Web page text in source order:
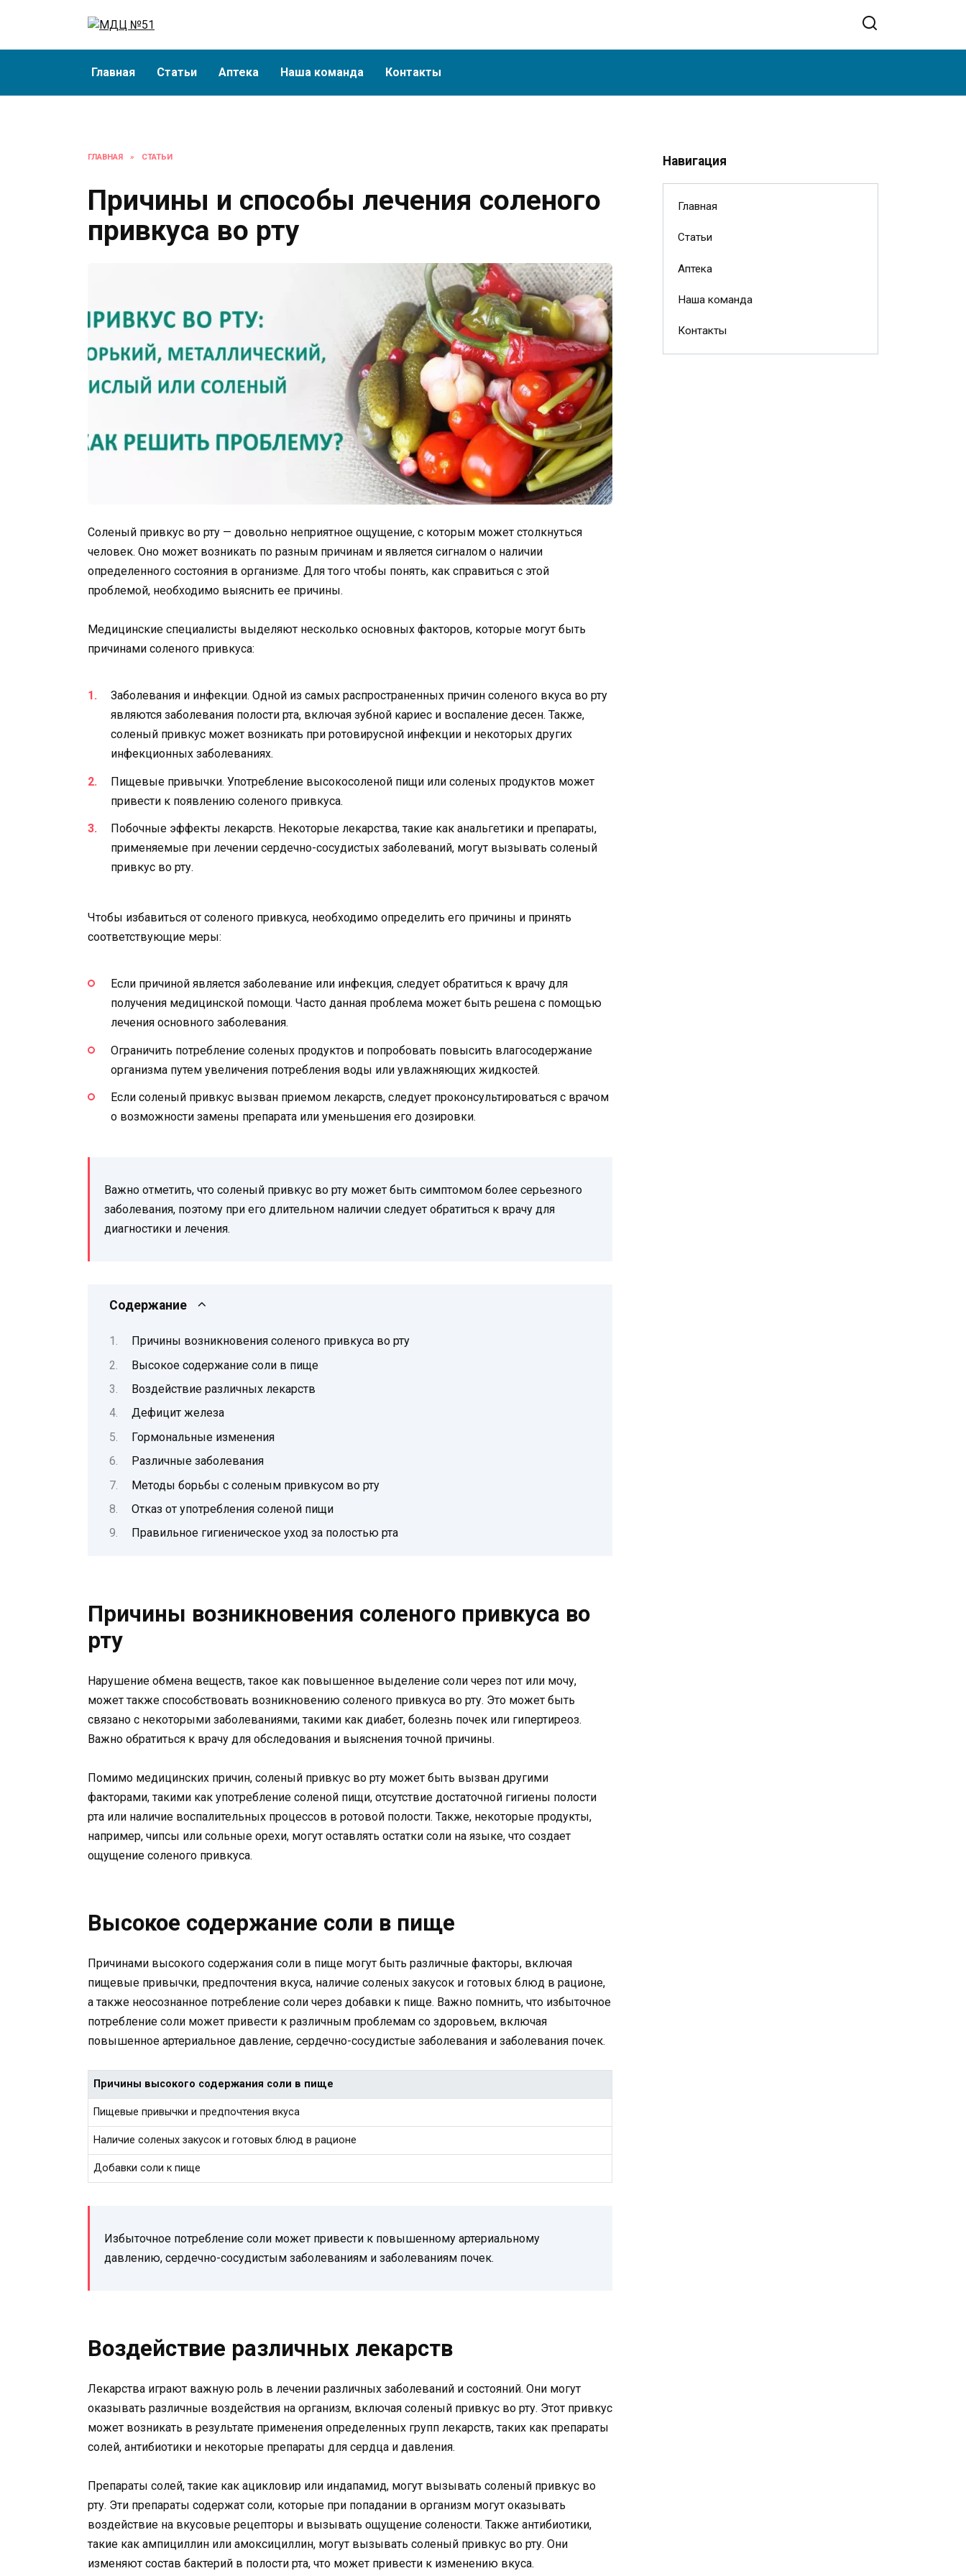
Главная Статьи Аптека Наша команда Контакты
ГЛАВНАЯ » СТАТЬИ
Причины и способы лечения соленого
привкуса во рту
Соленый привкус во рту — довольно неприятное ощущение, с которым может столкнуться
человек. Оно может возникать по разным причинам и является сигналом о наличии
определенного состояния в организме. Для того чтобы понять, как справиться с этой
проблемой, необходимо выяснить ее причины.
Медицинские специалисты выделяют несколько основных факторов, которые могут быть
причинами соленого привкуса:
Заболевания и инфекции. Одной из самых распространенных причин соленого вкуса во рту
являются заболевания полости рта, включая зубной кариес и воспаление десен. Также,
соленый привкус может возникать при ротовирусной инфекции и некоторых других
инфекционных заболеваниях.
Пищевые привычки. Употребление высокосоленой пищи или соленых продуктов может
привести к появлению соленого привкуса.
Побочные эффекты лекарств. Некоторые лекарства, такие как анальгетики и препараты,
применяемые при лечении сердечно-сосудистых заболеваний, могут вызывать соленый
привкус во рту.
Чтобы избавиться от соленого привкуса, необходимо определить его причины и принять
соответствующие меры:
Если причиной является заболевание или инфекция, следует обратиться к врачу для
получения медицинской помощи. Часто данная проблема может быть решена с помощью
лечения основного заболевания.
Ограничить потребление соленых продуктов и попробовать повысить влагосодержание
организма путем увеличения потребления воды или увлажняющих жидкостей.
Если соленый привкус вызван приемом лекарств, следует проконсультироваться с врачом
о возможности замены препарата или уменьшения его дозировки.
Важно отметить, что соленый привкус во рту может быть симптомом более серьезного
заболевания, поэтому при его длительном наличии следует обратиться к врачу для
диагностики и лечения.
Содержание
Причины возникновения соленого привкуса во рту
Высокое содержание соли в пище
Воздействие различных лекарств
Дефицит железа
Гормональные изменения
Различные заболевания
Методы борьбы с соленым привкусом во рту
Отказ от употребления соленой пищи
Правильное гигиеническое уход за полостью рта
Причины возникновения соленого привкуса во
рту
Нарушение обмена веществ, такое как повышенное выделение соли через пот или мочу,
может также способствовать возникновению соленого привкуса во рту. Это может быть
связано с некоторыми заболеваниями, такими как диабет, болезнь почек или гипертиреоз.
Важно обратиться к врачу для обследования и выяснения точной причины.
Помимо медицинских причин, соленый привкус во рту может быть вызван другими
факторами, такими как употребление соленой пищи, отсутствие достаточной гигиены полости
рта или наличие воспалительных процессов в ротовой полости. Также, некоторые продукты,
например, чипсы или сольные орехи, могут оставлять остатки соли на языке, что создает
ощущение соленого привкуса.
Высокое содержание соли в пище
Причинами высокого содержания соли в пище могут быть различные факторы, включая
пищевые привычки, предпочтения вкуса, наличие соленых закусок и готовых блюд в рационе,
а также неосознанное потребление соли через добавки к пище. Важно помнить, что избыточное
потребление соли может привести к различным проблемам со здоровьем, включая
повышенное артериальное давление, сердечно-сосудистые заболевания и заболевания почек.
Причины высокого содержания соли в пище
Пищевые привычки и предпочтения вкуса
Наличие соленых закусок и готовых блюд в рационе
Добавки соли к пище
Избыточное потребление соли может привести к повышенному артериальному
давлению, сердечно-сосудистым заболеваниям и заболеваниям почек.
Воздействие различных лекарств
Лекарства играют важную роль в лечении различных заболеваний и состояний. Они могут
оказывать различные воздействия на организм, включая соленый привкус во рту. Этот привкус
может возникать в результате применения определенных групп лекарств, таких как препараты
солей, антибиотики и некоторые препараты для сердца и давления.
Препараты солей, такие как ацикловир или индапамид, могут вызывать соленый привкус во
рту. Эти препараты содержат соли, которые при попадании в организм могут оказывать
воздействие на вкусовые рецепторы и вызывать ощущение солености. Также антибиотики,
такие как ампициллин или амоксициллин, могут вызывать соленый привкус во рту. Они
изменяют состав бактерий в полости рта, что может привести к изменению вкуса.
Навигация
Главная
Статьи
Аптека
Наша команда
Контакты